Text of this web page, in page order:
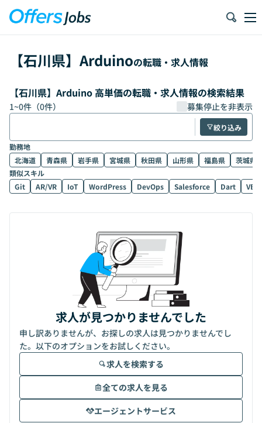
【石川県】 Arduinoの転職・求人情報
【石川県】Arduino 高単価の転職・求人情報の検索結果
1~0件（0件） 募集停止を非表示
絞り込み
勤務地
北海道
青森県 岩手県 宮城県 秋田県 山形県 福島県
茨城県
類似スキル
Git
AR/VR IoT WordPress DevOps Salesforce Dart
求人が見つかりませんでした
申し訳ありませんが、お探しの求人は見つかりませんでし
た。以下のオプションをお試しください。
求人を検索する
全ての求人を見る
エージェントサービス